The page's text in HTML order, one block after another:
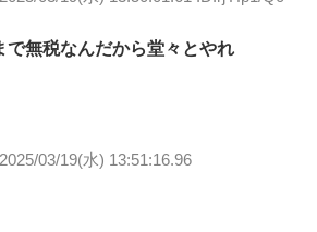
で無税なんだから堂々とやれ
2025/03/19(水) 13:51:16.96